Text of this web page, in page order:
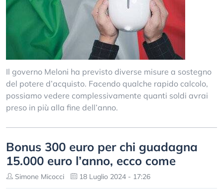
Il governo Meloni ha previsto diverse misure a sostegno
del potere d’acquisto. Facendo qualche rapido calcolo,
possiamo vedere complessivamente quanti soldi avrai
preso in più alla fine dell’anno.
Bonus 300 euro per chi guadagna
15.000 euro l’anno, ecco come
Simone Micocci 18 Luglio 2024 - 17:26